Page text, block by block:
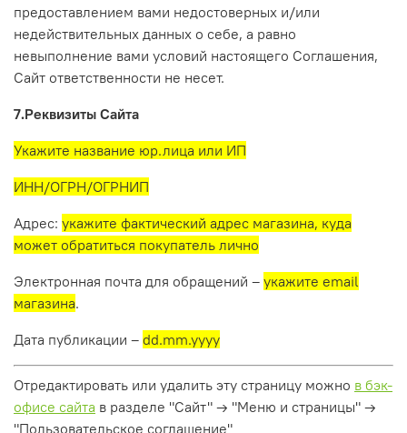
предоставлением вами недостоверных и/или
недействительных данных о себе, а равно
невыполнение вами условий настоящего Соглашения,
Сайт ответственности не несет.
7.Реквизиты Сайта
Укажите название юр.лица или ИП
ИНН/ОГРН/ОГРНИП
Адрес: укажите фактический адрес магазина, куда
может обратиться покупатель лично
Электронная почта для обращений – укажите email
магазина.
Дата публикации – dd.mm.yyyy
Отредактировать или удалить эту страницу можно в бэк-
офисе сайта в разделе "Сайт" → "Меню и страницы" →
"Пользовательское соглашение"